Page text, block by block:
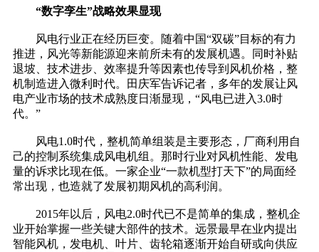
“数字孪生”战略效果显现
风电行业正在经历巨变。随着中国“双碳”目标的有力
推进，风光等新能源迎来前所未有的发展机遇。同时补贴
退坡、技术进步、效率提升等因素也传导到风机价格，整
机制造进入微利时代。田庆军告诉记者，多年的发展让风
电产业市场的技术成熟度日渐显现，“风电已进入3.0时
代。”
风电1.0时代，整机简单组装是主要形态，厂商利用自
己的控制系统集成风电机组。那时行业对风机性能、发电
量的诉求比现在低。一家企业“一款机型打天下”的局面经
常出现，也造就了发展初期风机的高利润。
2015年以后，风电2.0时代已不是简单的集成，整机企
业开始掌握一些关键大部件的技术。远景最早在业内提出
智能风机，发电机、叶片、齿轮箱逐渐开始自研或向供应